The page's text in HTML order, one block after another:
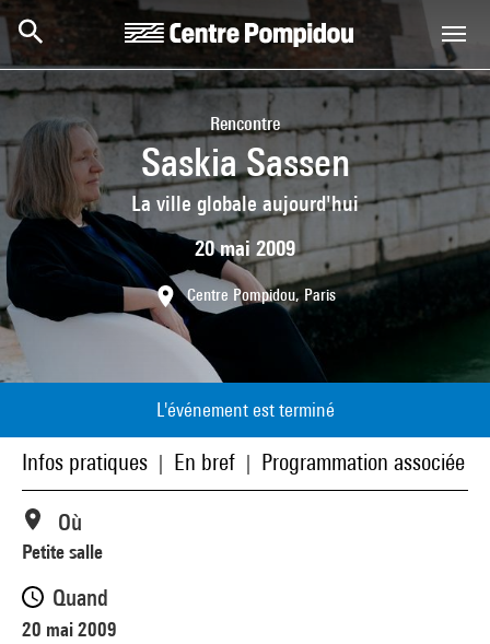
Aller au contenu principal
Centre Pompidou
Rencontre
Saskia Sassen
La ville globale aujourd'hui
20 mai 2009
Centre Pompidou, Paris
L'événement est terminé
Infos pratiques En bref Programmation associée
Où
Petite salle
Quand
20 mai 2009